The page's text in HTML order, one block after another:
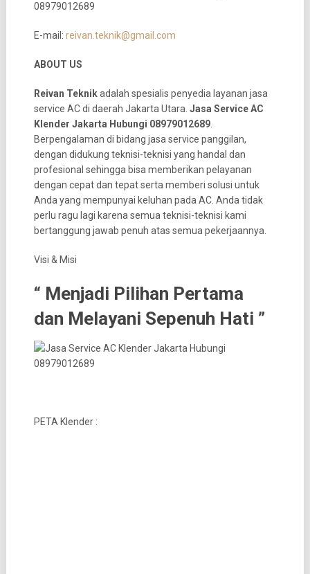
E-mail: reivan.teknik@gmail.com
ABOUT US
Reivan Teknikadalah spesialis penyedia layanan jasa
service AC di daerah Jakarta Utara. Jasa Service AC
Klender Jakarta Hubungi 08979012689.
Berpengalaman di bidang jasa service panggilan,
dengan didukung teknisi-teknisi yang handal dan
profesional sehingga bisa memberikan pelayanan
dengan cepat dan tepat serta memberi solusi untuk
Anda yang mempunyai keluhan pada AC. Anda tidak
perlu ragu lagi karena semua teknisi-teknisi kami
bertanggung jawab penuh atas semua pekerjaannya.
Visi & Misi
“ Menjadi Pilihan Pertama
dan Melayani Sepenuh Hati ”
PETA Klender :